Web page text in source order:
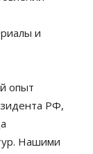
и
опыт
РФ,
Нашими